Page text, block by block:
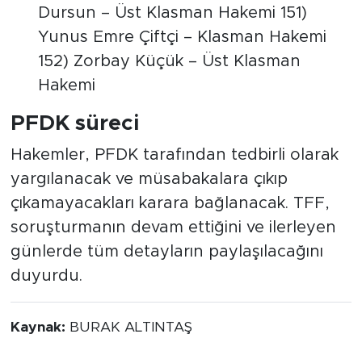
Dursun – Üst Klasman Hakemi 151)
Yunus Emre Çiftçi – Klasman Hakemi
152) Zorbay Küçük – Üst Klasman
Hakemi
PFDK süreci
Hakemler, PFDK tarafından tedbirli olarak
yargılanacak ve müsabakalara çıkıp
çıkamayacakları karara bağlanacak. TFF,
soruşturmanın devam ettiğini ve ilerleyen
günlerde tüm detayların paylaşılacağını
duyurdu.
Kaynak: BURAK ALTINTAŞ